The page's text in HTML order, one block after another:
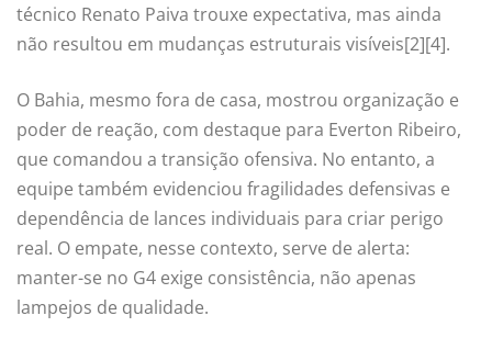
técnico Renato Paiva trouxe expectativa, mas ainda
não resultou em mudanças estruturais visíveis[2][4].
O Bahia, mesmo fora de casa, mostrou organização e
poder de reação, com destaque para Everton Ribeiro,
que comandou a transição ofensiva. No entanto, a
equipe também evidenciou fragilidades defensivas e
dependência de lances individuais para criar perigo
real. O empate, nesse contexto, serve de alerta:
manter-se no G4 exige consistência, não apenas
lampejos de qualidade.